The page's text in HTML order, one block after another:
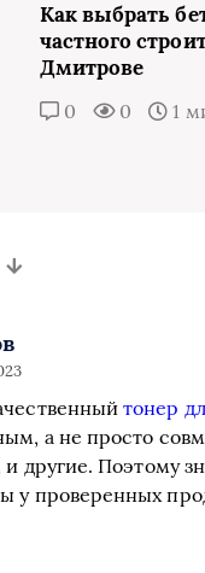
Как выбрать
частного
Дмитрове
0 0 1
тонер
а не просто
и другие. Поэтому
у проверенных